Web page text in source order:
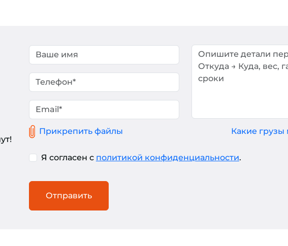
Прикрепить файлы Какие
Я согласен с политикой конфиденциальности.
Отправить